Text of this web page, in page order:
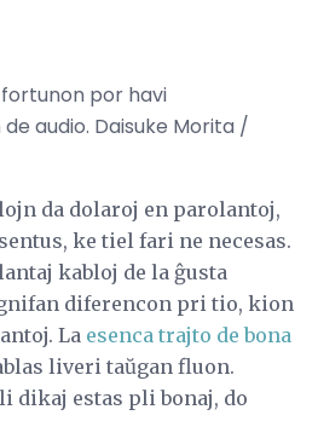
por havi
audio. Daisuke Morita /
da dolaroj en parolantoj,
ke tiel fari ne necesas.
kabloj de la ĝusta
diferencon pri tio, kion
La esenca trajto de bona
liveri taŭgan fluon.
dikaj estas pli bonaj, do